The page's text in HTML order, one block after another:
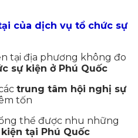
của dịch vụ tổ chức sự
tại địa phương không đo
sự kiện ở Phú Quốc
trung tâm hội nghị sự
tốn
thể được nhu những
tại Phú Quốc